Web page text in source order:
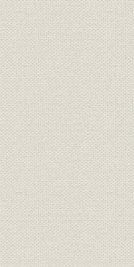
製造工程
資料
靴;風俗
生産;業界